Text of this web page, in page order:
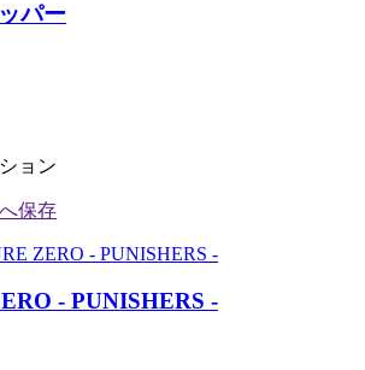
パー
ョン
- PUNISHERS -